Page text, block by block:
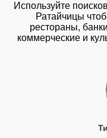
Используйте
Ратайчицы
рестораны,
коммерческие и